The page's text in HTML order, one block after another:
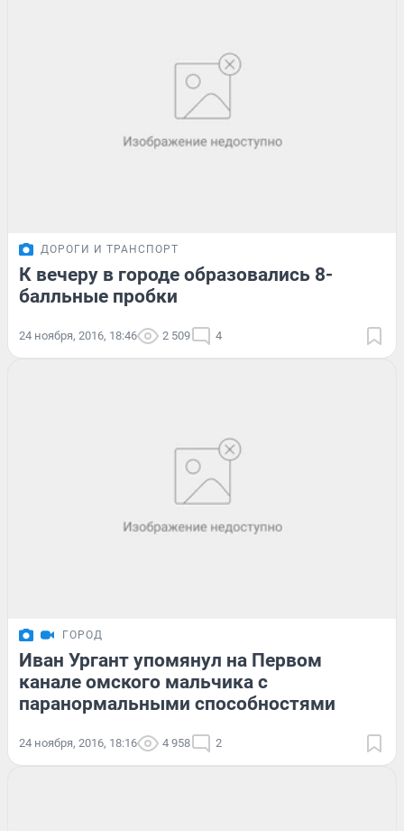
ДОРОГИ И ТРАНСПОРТ
К вечеру в городе образовались 8-
балльные пробки
24 ноября, 2016, 18:46 2 509 4
ГОРОД
Иван Ургант упомянул на Первом
канале омского мальчика с
паранормальными способностями
24 ноября, 2016, 18:16 4 958 2